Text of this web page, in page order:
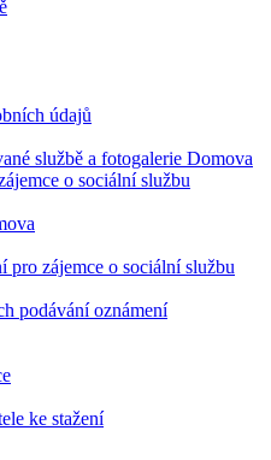
údajů
službě a fotogalerie Domova
o sociální službu
pro zájemce o sociální službu
podávání oznámení
ke stažení